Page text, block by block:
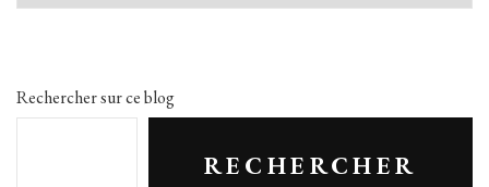
Rechercher sur ce blog
RECHERCHER